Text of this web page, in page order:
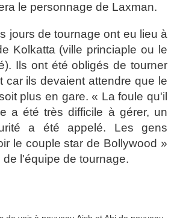
le personnage de Laxman.
jours de tournage ont eu lieu à
Kolkatta (ville princiaple ou le
Ils ont été obligés de tourner
car ils devaient attendre que le
plus en gare. « La foule qu'il
a été très difficile à gérer, un
a été appelé. Les gens
le couple star de Bollywood »
l'équipe de tournage.